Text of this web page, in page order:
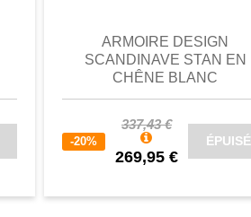
ARMOIRE DESIGN
SCANDINAVE STAN EN
CHÊNE BLANC
-20%
337,43 €
269,95 €
ÉPUISÉ